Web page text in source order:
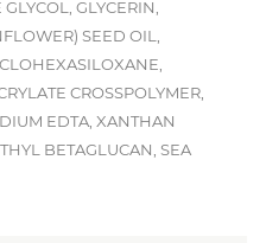
GLYCERIN,
SEED OIL,
CROSSPOLYMER,
EDTA, XANTHAN
BETAGLUCAN, SEA